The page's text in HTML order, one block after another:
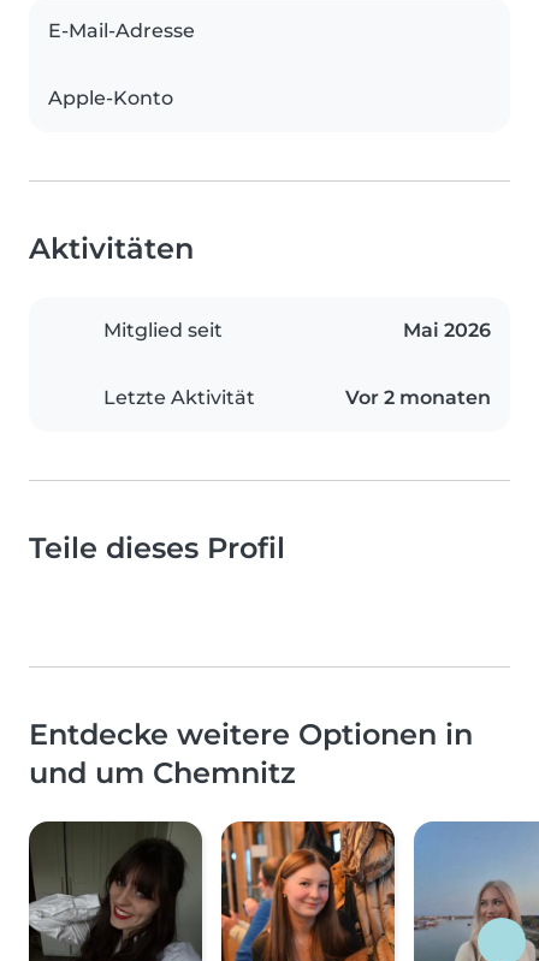
E-Mail-Adresse
Apple-Konto
Aktivitäten
Mitglied seit Mai 2026
Letzte Aktivität Vor 2 monaten
Teile dieses Profil
Entdecke weitere Optionen in
und um Chemnitz